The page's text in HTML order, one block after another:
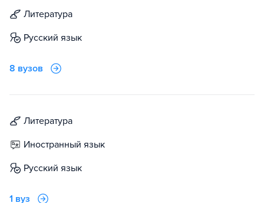
литература
русский язык
8 вузов
литература
иностранный язык
русский язык
1 вуз